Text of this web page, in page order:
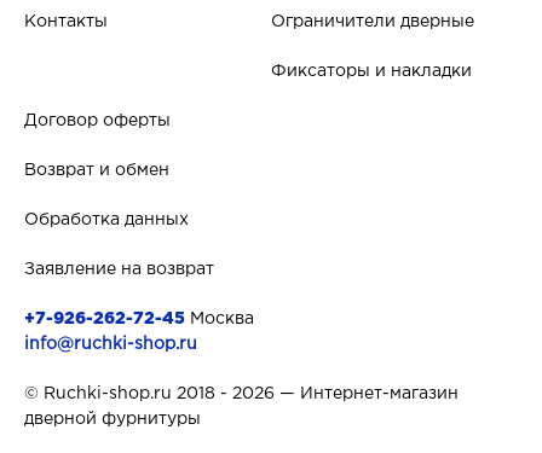
Контакты Ограничители дверные
Фиксаторы и накладки
Договор оферты
Возврат и обмен
Обработка данных
Заявление на возврат
+7-926-262-72-45 Москва
info@ruchki-shop.ru
© Ruchki-shop.ru 2018 - 2026 — Интернет-магазин
дверной фурнитуры